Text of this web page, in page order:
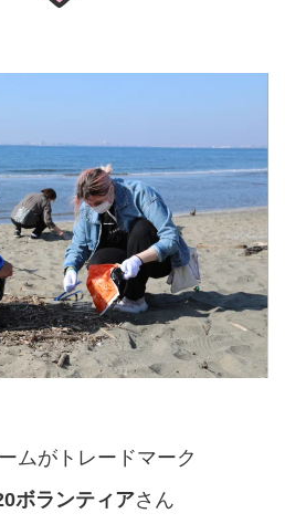
ムがトレードマーク
ボランティアさん